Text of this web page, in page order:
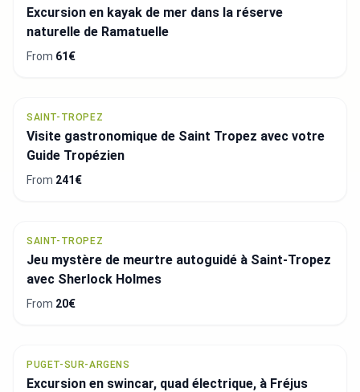
Excursion en kayak de mer dans la réserve
naturelle de Ramatuelle
From 61€
SAINT-TROPEZ
Visite gastronomique de Saint Tropez avec votre
Guide Tropézien
From 241€
SAINT-TROPEZ
Jeu mystère de meurtre autoguidé à Saint-Tropez
avec Sherlock Holmes
From 20€
PUGET-SUR-ARGENS
Excursion en swincar, quad électrique, à Fréjus